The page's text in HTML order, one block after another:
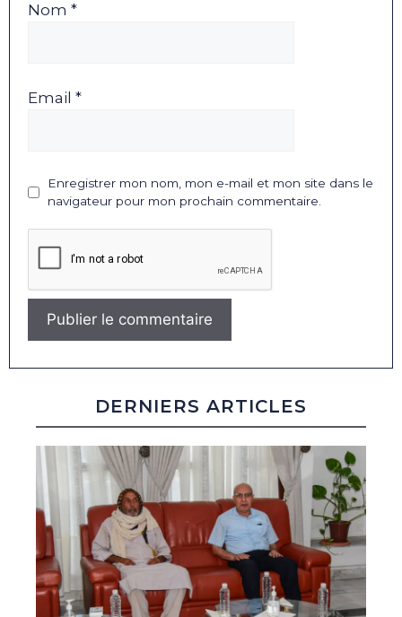
Nom *
Email *
Enregistrer mon nom, mon e-mail et mon site dans le
navigateur pour mon prochain commentaire.
DERNIERS ARTICLES